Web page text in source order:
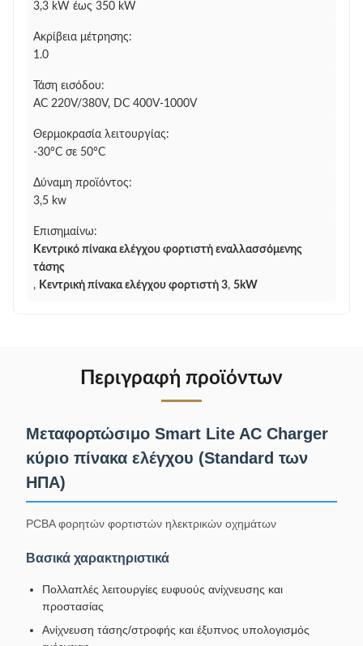
3,3 kW έως 350 kW
Ακρίβεια μέτρησης:
1.0
Τάση εισόδου:
AC 220V/380V, DC 400V-1000V
Θερμοκρασία λειτουργίας:
-30°C σε 50°C
Δύναμη προϊόντος:
3,5 kw
Επισημαίνω:
Κεντρικό πίνακα ελέγχου φορτιστή εναλλασσόμενης
τάσης
, Κεντρική πίνακα ελέγχου φορτιστή 3, 5kW
Περιγραφή προϊόντων
Μεταφορτώσιμο Smart Lite AC Charger
κύριο πίνακα ελέγχου (Standard των
ΗΠΑ)
PCBA φορητών φορτιστών ηλεκτρικών οχημάτων
Βασικά χαρακτηριστικά
Πολλαπλές λειτουργίες ευφυούς ανίχνευσης και
προστασίας
Ανίχνευση τάσης/στροφής και έξυπνος υπολογισμός